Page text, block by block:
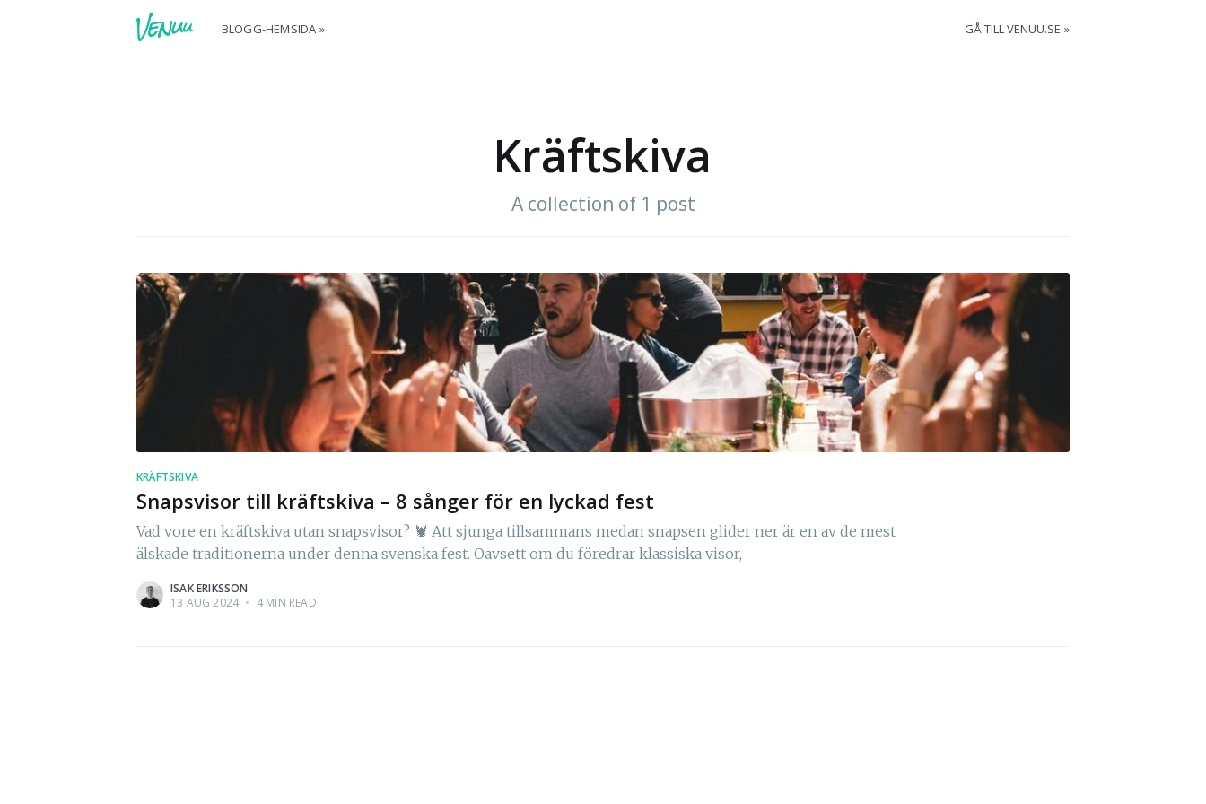
BLOGG-HEMSIDA » GÅ TILL VENUU.SE
Kräftskiva
A collection of 1 post
KRÄFTSKIVA
Snapsvisor till kräftskiva – 8 sånger för en lyckad fest
Vad vore en kräftskiva utan snapsvisor? 🦞 Att sjunga tillsammans medan snapsen glider ner är en av de mest
älskade traditionerna under denna svenska fest. Oavsett om du föredrar klassiska visor,
ISAK ERIKSSON
13 AUG 2024 • 4 MIN READ